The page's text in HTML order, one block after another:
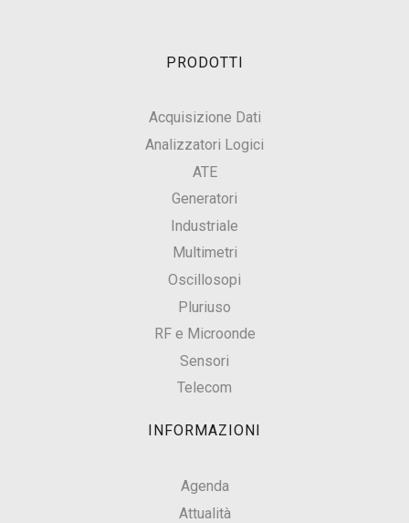
PRODOTTI
Acquisizione Dati
Analizzatori Logici
ATE
Generatori
Industriale
Multimetri
Oscillosopi
Pluriuso
RF e Microonde
Sensori
Telecom
INFORMAZIONI
Agenda
Attualità